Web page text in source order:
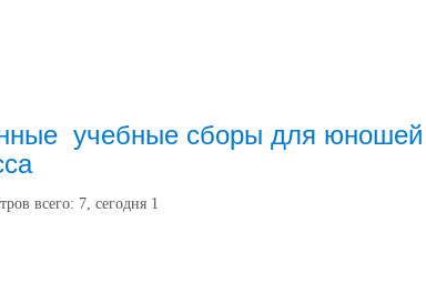
учебные сборы для
всего: 7, сегодня 1